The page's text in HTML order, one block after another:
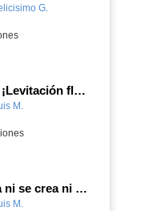
G.
"Coheté": ¡Levitación flamígera!
M.
La energía ni se crea ni se destruye... ¡se experimenta! El Tierno en la Feria Madrid es Ciencia 2026
M.